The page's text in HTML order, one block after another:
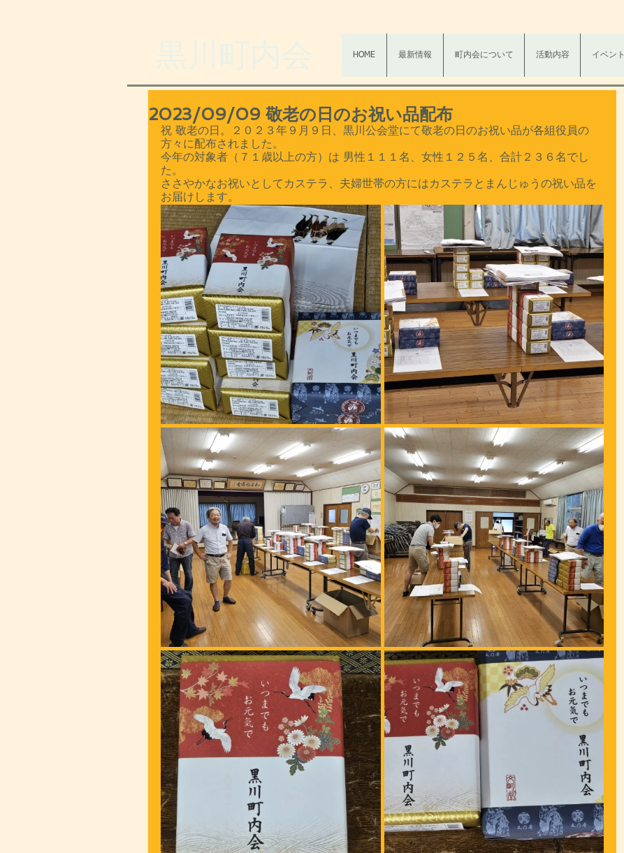
HOME 最新情報 町内会について 活動内容 イベント
2023/09/09 敬老の日のお祝い品配布
祝 敬老の日。２０２３年９月９日、黒川公会堂にて敬老の日のお祝い品が各組役員の
方々に配布されました。
今年の対象者（７１歳以上の方）は 男性１１１名、女性１２５名、合計２３６名でし
た。
ささやかなお祝いとしてカステラ、夫婦世帯の方にはカステラとまんじゅうの祝い品を
お届けします。